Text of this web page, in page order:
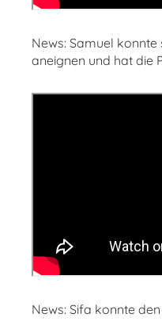
News: Samuel konnte
aneignen und hat die
News: Sifa konnte